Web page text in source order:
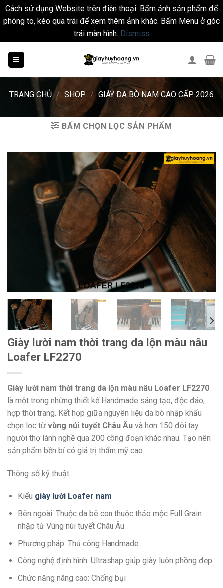
Cách sử dụng Website trên điện thoại: Bấm ảnh sản phẩm để
phóng to, kéo qua trái để xem thêm ảnh khác. Bấm Menu ở góc
trái màn hình. Dismiss
TRANG CHỦ / SHOP / GIÀY DA BÒ NAM CAO CẤP 2026
BẤM CHỌN LỌC SẢN PHẨM
Giày lười nam thời trang da lộn màu nâu
Loafer LF2270
Giày lười nam thời trang da lộn màu nâu Loafer LF2270
là một trong những thiết kế Handmade sáng tạo, độc đáo,
hợp thời trang. Kết hợp giữa nguyên liệu da bò nhập khẩu
chọn lọc từ vùng núi tuyết Châu Âu và hơn 150 đôi tay
người thợ lành nghề qua 200 công đoạn khác nhau. Tạo nên
sản phẩm bền bỉ có giá trị thẩm mỹ cao.
Thông số kỹ thuật:
Kiểu giày lười Loafer nam
Bên ngoài: Thuộc da bê con thuộc thảo mộc Full Grain
nhập từ Vùng núi tuyết Châu Âu
Phương pháp: Thủ công Handmade
Công nghệ định hình: Ultrashap giúp giày luôn phồng đẹp
Chức năng nâng cao: Chống bụi